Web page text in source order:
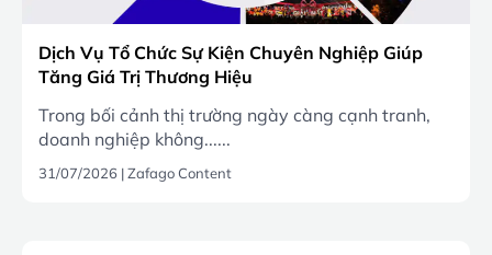
Dịch Vụ Tổ Chức Sự Kiện Chuyên Nghiệp Giúp
Tăng Giá Trị Thương Hiệu
Trong bối cảnh thị trường ngày càng cạnh tranh,
doanh nghiệp không......
31/07/2026 |Zafago Content